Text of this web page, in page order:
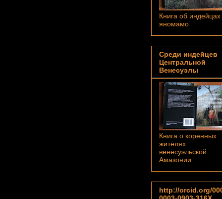
Книга об индейцах
яномамо
Среди индейцев
Центральной
Венесуэлы
Книга о коренных
жителях
венесуэльской
Амазонии
http://orcid.org/